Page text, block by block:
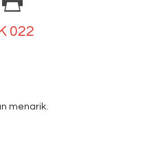
022
menarik.